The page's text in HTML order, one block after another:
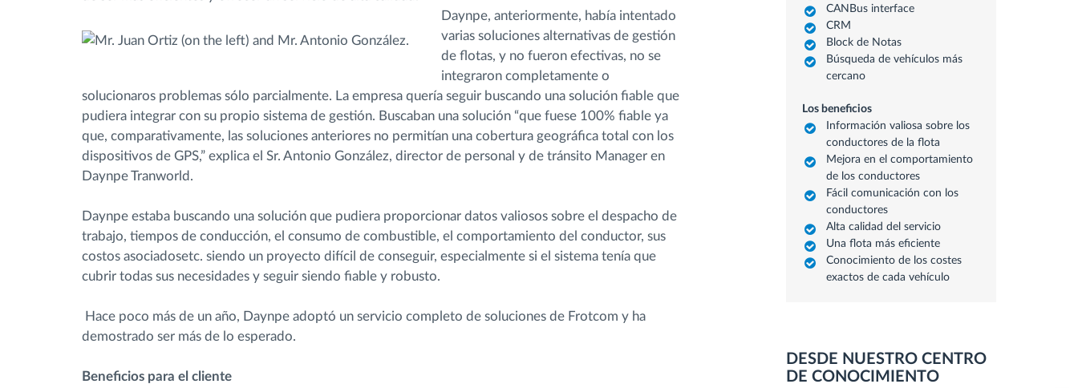
Daynpe, anteriormente, había intentado
varias soluciones alternativas de gestión
de flotas, y no fueron efectivas, no se
integraron completamente o
solucionaros problemas sólo parcialmente. La empresa quería seguir buscando una solución fiable que
pudiera integrar con su propio sistema de gestión. Buscaban una solución “que fuese 100% fiable ya
que, comparativamente, las soluciones anteriores no permitían una cobertura geográfica total con los
dispositivos de GPS,” explica el Sr. Antonio González, director de personal y de tránsito Manager en
Daynpe Tranworld.
Daynpe estaba buscando una solución que pudiera proporcionar datos valiosos sobre el despacho de
trabajo, tiempos de conducción, el consumo de combustible, el comportamiento del conductor, sus
costos asociadosetc. siendo un proyecto difícil de conseguir, especialmente si el sistema tenía que
cubrir todas sus necesidades y seguir siendo fiable y robusto.
Hace poco más de un año, Daynpe adoptó un servicio completo de soluciones de Frotcom y ha
demostrado ser más de lo esperado.
Beneficios para el cliente
CANBus interface
CRM
Block de Notas
Búsqueda de vehículos más
cercano
Los beneficios
Información valiosa sobre los
conductores de la flota
Mejora en el comportamiento
de los conductores
Fácil comunicación con los
conductores
Alta calidad del servicio
Una flota más eficiente
Conocimiento de los costes
exactos de cada vehículo
DESDE NUESTRO CENTRO
DE CONOCIMIENTO